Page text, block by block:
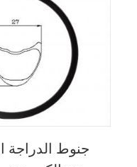
جنوط الدراجة